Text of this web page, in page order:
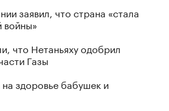
заявил, что страна «стала
войны»
что Нетаньяху одобрил
Газы
на здоровье бабушек и